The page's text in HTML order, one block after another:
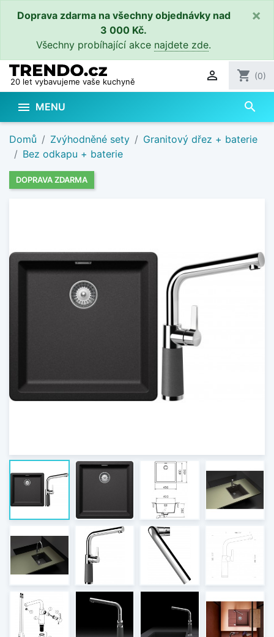
Doprava zdarma na všechny objednávky nad
3 000 Kč.
Všechny probíhající akce najdete zde.
×
20 let vybavujeme vaše kuchyně  shopping_cart (0)
 MENU search
Domů Zvýhodněné sety
Granitový dřez + baterie
Bez odkapu + baterie
DOPRAVA ZDARMA